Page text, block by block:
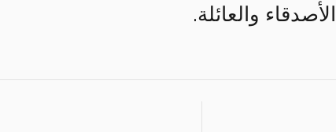
والعائلة.